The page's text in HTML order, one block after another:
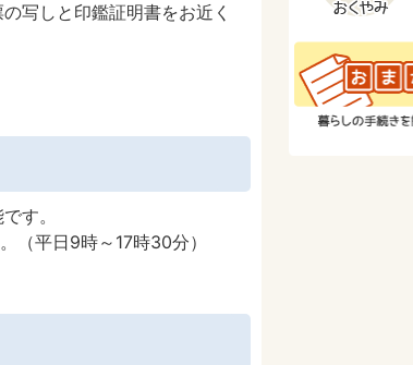
写しと印鑑証明書をお近く
す。
（平日9時～17時30分）